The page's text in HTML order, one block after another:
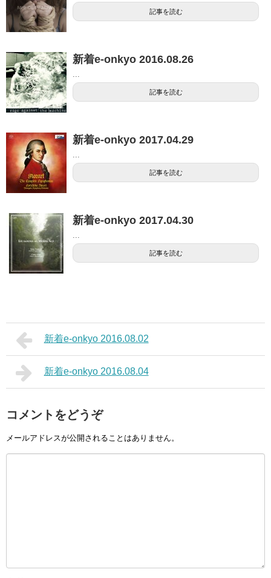
記事を読む
新着e-onkyo 2016.08.26
記事を読む
新着e-onkyo 2017.04.29
記事を読む
新着e-onkyo 2017.04.30
記事を読む
新着e-onkyo 2016.08.02
新着e-onkyo 2016.08.04
コメントをどうぞ
メールアドレスが公開されることはありません。